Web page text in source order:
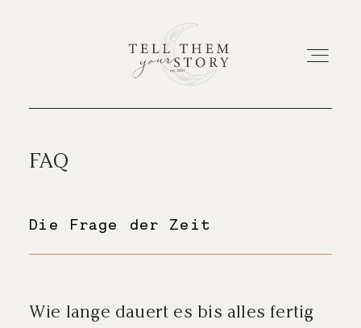
FAQ
Wie lange dauert es bis alles fertig
Die Frage der Zeit